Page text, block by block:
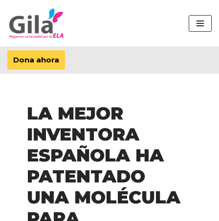
Saltar
al
contenido
Dona ahora
LA MEJOR
INVENTORA
ESPAÑOLA HA
PATENTADO
UNA MOLÉCULA